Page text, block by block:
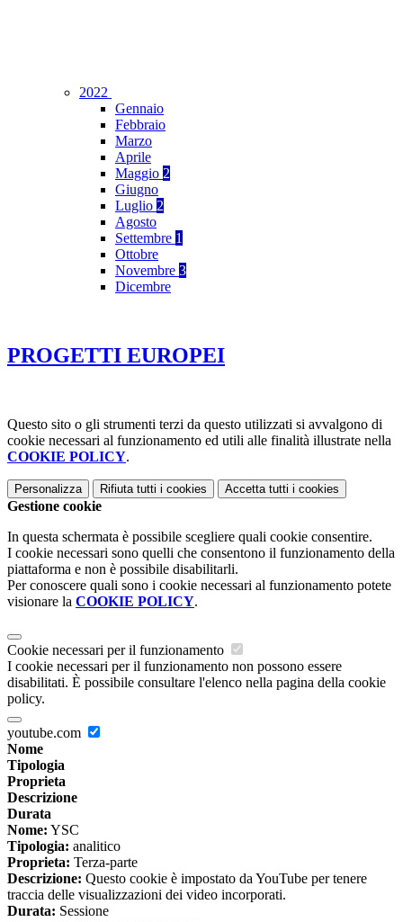
2022
Gennaio
Febbraio
Marzo
Aprile
Maggio 2
Giugno
Luglio 2
Agosto
Settembre 1
Ottobre
Novembre 3
Dicembre
PROGETTI EUROPEI
Questo sito o gli strumenti terzi da questo utilizzati si avvalgono di
cookie necessari al funzionamento ed utili alle finalità illustrate nella
COOKIE POLICY.
Personalizza Rifiuta tutti i cookies Accetta tutti i cookies
Gestione cookie
In questa schermata è possibile scegliere quali cookie consentire.
I cookie necessari sono quelli che consentono il funzionamento della
piattaforma e non è possibile disabilitarli.
Per conoscere quali sono i cookie necessari al funzionamento potete
visionare la COOKIE POLICY.
Cookie necessari per il funzionamento
I cookie necessari per il funzionamento non possono essere
disabilitati. È possibile consultare l'elenco nella pagina della cookie
policy.
youtube.com
Nome
Tipologia
Proprieta
Descrizione
Durata
Nome: YSC
Tipologia: analitico
Proprieta: Terza-parte
Descrizione: Questo cookie è impostato da YouTube per tenere
traccia delle visualizzazioni dei video incorporati.
Durata: Sessione